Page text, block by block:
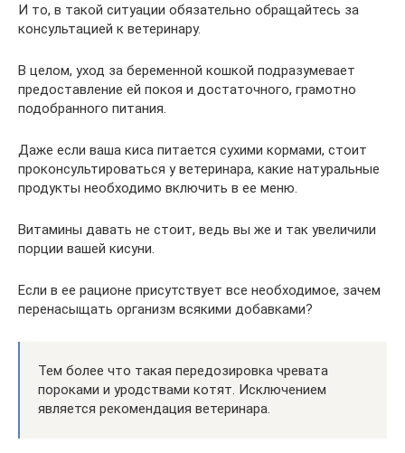
И то, в такой ситуации обязательно обращайтесь за
консультацией к ветеринару.
В целом, уход за беременной кошкой подразумевает
предоставление ей покоя и достаточного, грамотно
подобранного питания.
Даже если ваша киса питается сухими кормами, стоит
проконсультироваться у ветеринара, какие натуральные
продукты необходимо включить в ее меню.
Витамины давать не стоит, ведь вы же и так увеличили
порции вашей кисуни.
Если в ее рационе присутствует все необходимое, зачем
перенасыщать организм всякими добавками?
Тем более что такая передозировка чревата
пороками и уродствами котят. Исключением
является рекомендация ветеринара.